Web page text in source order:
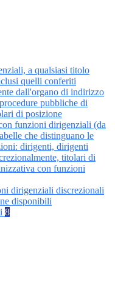
a qualsiasi titolo
quelli conferiti
dall'organo di indirizzo
pubbliche di
di posizione
funzioni dirigenziali (da
che distinguano le
dirigenti, dirigenti
titolari di
con funzioni
dirigenziali discrezionali
disponibili
8